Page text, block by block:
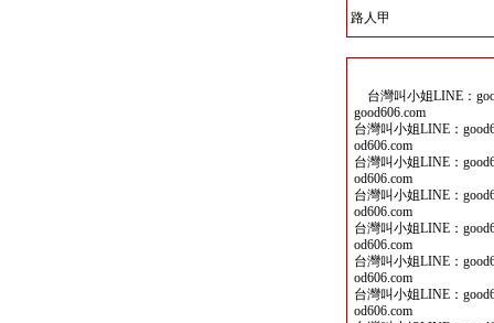
路人甲
台灣叫小姐LINE：
good606.com
台灣叫小姐LINE：
od606.com
台灣叫小姐LINE：
od606.com
台灣叫小姐LINE：
od606.com
台灣叫小姐LINE：
od606.com
台灣叫小姐LINE：
od606.com
台灣叫小姐LINE：
od606.com